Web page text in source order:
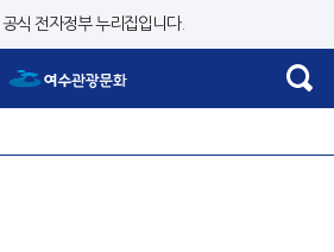
식 전자정부 누리집입니다.